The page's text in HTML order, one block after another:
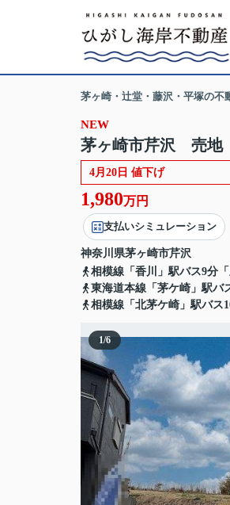
茅ヶ崎・辻堂・藤沢・平塚の不
NEW
茅ヶ崎市芹沢 売地
4月20日 値下げ
1,980万円
支払いシミュレーション
神奈川県茅ヶ崎市芹沢
相模線「香川」駅バス9分
東海道本線「茅ケ崎」駅バ
相模線「北茅ケ崎」駅バス
1/6